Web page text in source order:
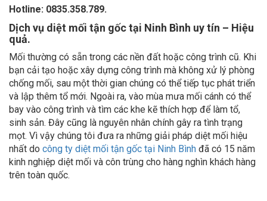
Hotline: 0835.358.789.
Dịch vụ diệt mối tận gốc tại Ninh Bình uy tín – Hiệu
quả.
Mối thường có sẵn trong các nền đất hoặc công trình cũ. Khi
bạn cải tạo hoặc xây dựng công trình mà không xử lý phòng
chống mối, sau một thời gian chúng có thể tiếp tục phát triển
và lập thêm tổ mới. Ngoài ra, vào mùa mưa mối cánh có thể
bay vào công trình và tìm các khe kẽ thích hợp để làm tổ,
sinh sản. Đây cũng là nguyên nhân chính gây ra tình trạng
mọt. Vì vậy chúng tôi đưa ra những giải pháp diệt mối hiệu
nhất docông ty diệt mối tận gốc tại Ninh Bìnhđã có 15 năm
kinh nghiệp diệt mối và côn trùng cho hàng nghìn khách hàng
trên toàn quốc.